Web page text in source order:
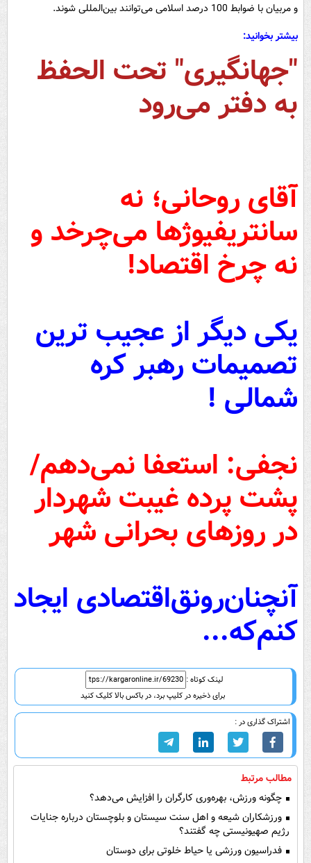
و مربیان با ضوابط 100 درصد اسلامی می‌توانند بین‌المللی شوند.
بیشتر بخوانید:
"جهانگیری" تحت‌ الحفظ
به دفتر می‌رود
آقای روحانی؛ نه
سانتریفیوژ‌ها می‌چرخد و
نه چرخ اقتصاد!
یکی دیگر از عجیب ترین
تصمیمات رهبر کره
شمالی !
نجفی: استعفا نمی‌دهم/
پشت پرده غیبت شهردار
در روزهای بحرانی شهر
آنچنان‌رونق‌اقتصادی ایجاد
کنم‌که‌...
لینک کوتاه :
برای ذخیره در کلیپ برد، در باکس بالا کلیک کنید
اشتراک گذاری در :
مطالب مرتبط
چگونه ورزش، بهره‌وری کارگران را افزایش می‌دهد؟
ورزشکاران شیعه و اهل سنت سیستان و بلوچستان درباره جنایات
رژیم صهیونیستی چه گفتند؟
فدراسیون ورزشی یا حیاط خلوتی برای دوستان